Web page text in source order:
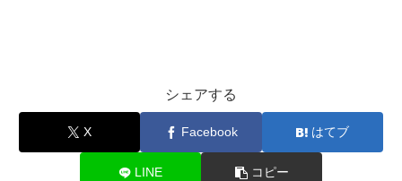
シェアする
X Facebook はてブ
LINE コピー